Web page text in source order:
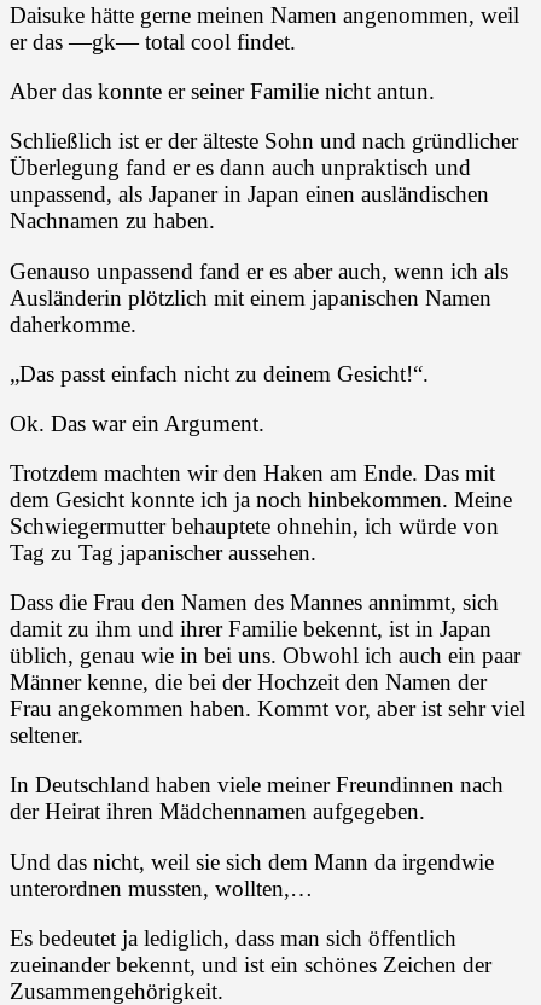
Daisuke hätte gerne meinen Namen angenommen, weil
er das —gk— total cool findet.
Aber das konnte er seiner Familie nicht antun.
Schließlich ist er der älteste Sohn und nach gründlicher
Überlegung fand er es dann auch unpraktisch und
unpassend, als Japaner in Japan einen ausländischen
Nachnamen zu haben.
Genauso unpassend fand er es aber auch, wenn ich als
Ausländerin plötzlich mit einem japanischen Namen
daherkomme.
„Das passt einfach nicht zu deinem Gesicht!“.
Ok. Das war ein Argument.
Trotzdem machten wir den Haken am Ende. Das mit
dem Gesicht konnte ich ja noch hinbekommen. Meine
Schwiegermutter behauptete ohnehin, ich würde von
Tag zu Tag japanischer aussehen.
Dass die Frau den Namen des Mannes annimmt, sich
damit zu ihm und ihrer Familie bekennt, ist in Japan
üblich, genau wie in bei uns. Obwohl ich auch ein paar
Männer kenne, die bei der Hochzeit den Namen der
Frau angekommen haben. Kommt vor, aber ist sehr viel
seltener.
In Deutschland haben viele meiner Freundinnen nach
der Heirat ihren Mädchennamen aufgegeben.
Und das nicht, weil sie sich dem Mann da irgendwie
unterordnen mussten, wollten,…
Es bedeutet ja lediglich, dass man sich öffentlich
zueinander bekennt, und ist ein schönes Zeichen der
Zusammengehörigkeit.